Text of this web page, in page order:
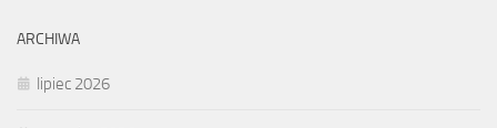
ARCHIWA
lipiec 2026